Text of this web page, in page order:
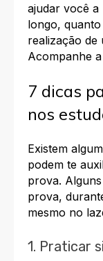
ajudar você a
longo,
realização de
Acompanhe
7 dicas
nos
Existem
podem te
prova.
prova,
mesmo no
1. Praticar